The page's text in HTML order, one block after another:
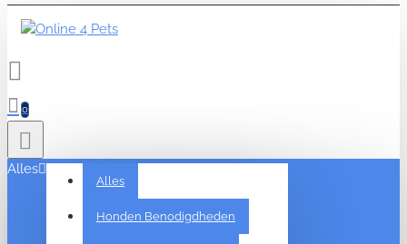
0
Alles
Alles
Honden Benodigdheden